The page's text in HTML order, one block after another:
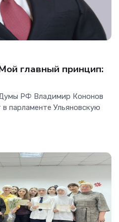
главный принцип:
РФ Владимир Кононов
парламенте Ульяновскую